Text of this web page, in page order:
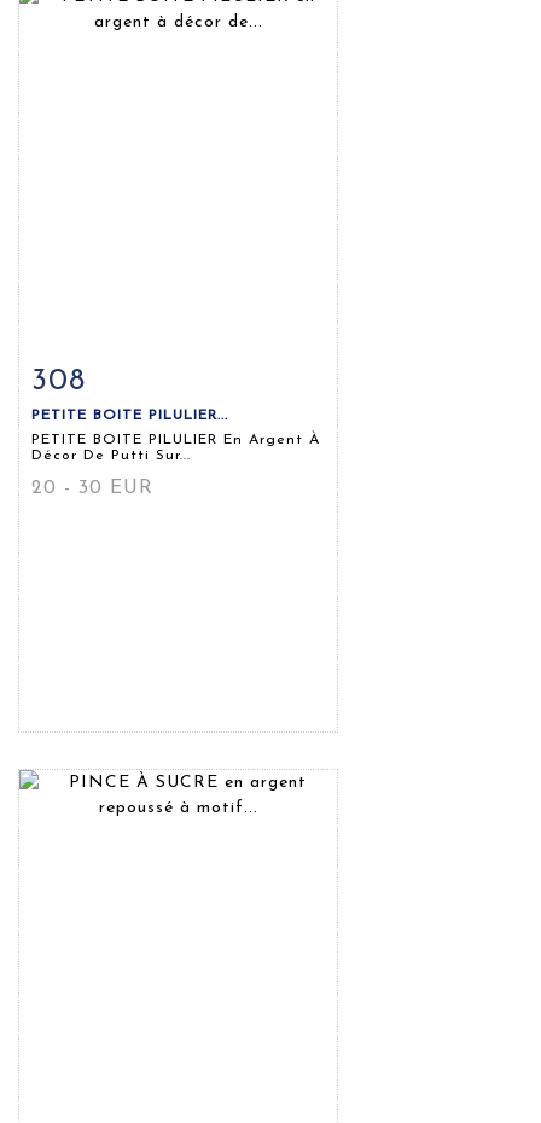
Fiche détaillée
308
PETITE BOITE PILULIER...
PETITE BOITE PILULIER En Argent À
Décor De Putti Sur...
20 - 30 EUR